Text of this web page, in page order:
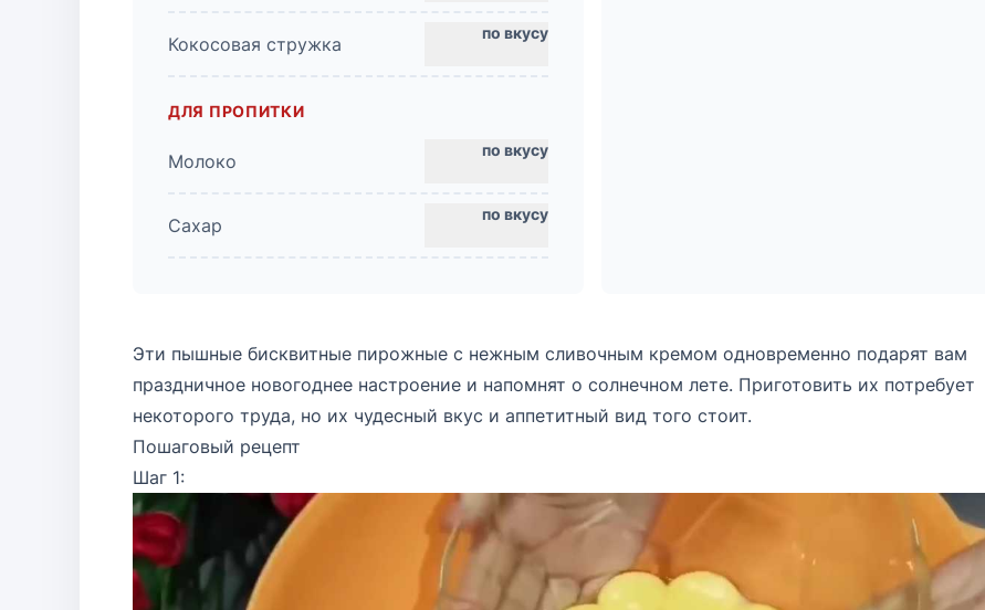
Кокосовая стружка
ДЛЯ ПРОПИТКИ
Молоко
Сахар
Эти пышные бисквитные пирожные с нежным сливочным кремом одновременно подарят вам
праздничное новогоднее настроение и напомнят о солнечном лете. Приготовить их потребует
некоторого труда, но их чудесный вкус и аппетитный вид того стоит.
Пошаговый рецепт
Шаг 1: